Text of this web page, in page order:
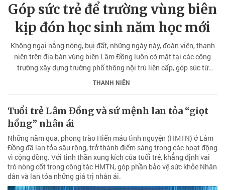
Góp sức trẻ để trường vùng biên
kịp đón học sinh năm học mới
Không ngại nắng nóng, bụi đất, những ngày này, đoàn viên, thanh
niên trên địa bàn vùng biên Lâm Đồng luôn có mặt tại các công
trường xây dựng trường phổ thông nội trú liên cấp, góp sức từ
những phần việc nhỏ nhất. Mỗi bàn tay, mỗi việc làm thiết thực
THANH NIÊN
Tuổi trẻ Lâm Đồng và sứ mệnh lan tỏa “giọt
hồng” nhân ái
Những năm qua, phong trào Hiến máu tình nguyện (HMTN) ở Lâm
Đồng đã lan tỏa sâu rộng, trở thành điểm sáng trong các hoạt động
vì cộng đồng. Với tinh thần xung kích của tuổi trẻ, khẳng định vai
trò nòng cốt trong công tác HMTN, góp phần bảo vệ sức khỏe Nhân
dân và lan tỏa những giá trị nhân ái.